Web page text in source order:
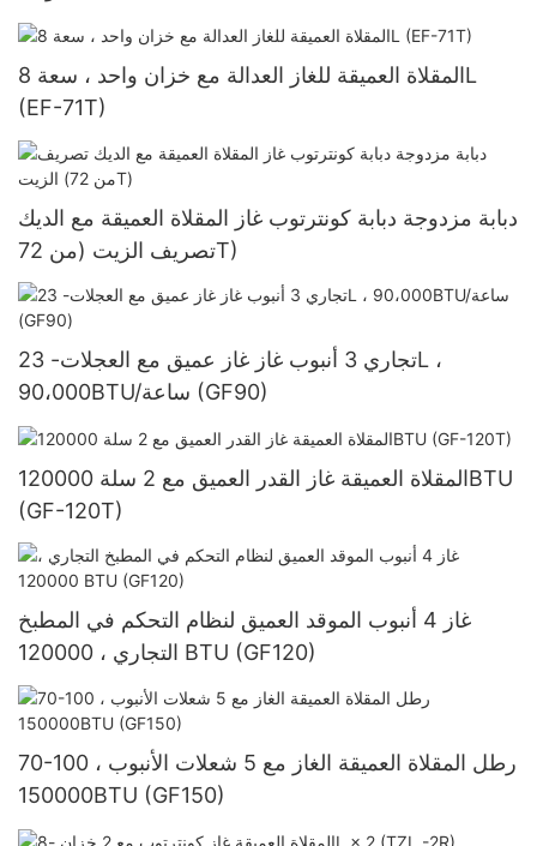
المقلاة العميقة للغاز العدالة مع خزان واحد ، سعة 8L
(EF-71T)
دبابة مزدوجة دبابة كونترتوب غاز المقلاة العميقة مع الديك
تصريف الزيت (من 72T)
تجاري 3 أنبوب غاز غاز عميق مع العجلات- 23L ،
90،000BTU/ساعة (GF90)
المقلاة العميقة غاز القدر العميق مع 2 سلة 120000BTU
(GF-120T)
غاز 4 أنبوب الموقد العميق لنظام التحكم في المطبخ
التجاري ، 120000 BTU (GF120)
70-100 رطل المقلاة العميقة الغاز مع 5 شعلات الأنبوب ،
150000BTU (GF150)